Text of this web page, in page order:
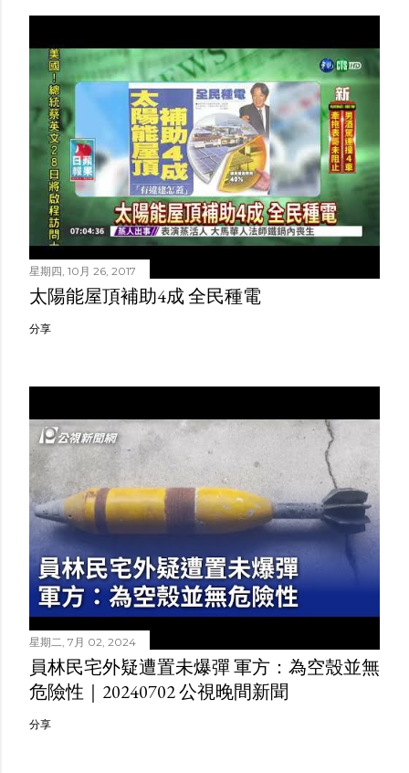
星期四, 10月 26, 2017
太陽能屋頂補助4成 全民種電
分享
星期二, 7月 02, 2024
員林民宅外疑遭置未爆彈 軍方：為空殼並無
危險性｜20240702 公視晚間新聞
分享